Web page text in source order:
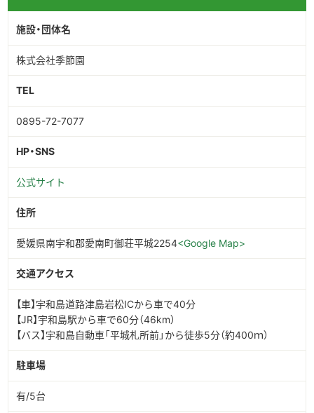
施設・団体名
株式会社季節園
TEL
0895-72-7077
HP・SNS
公式サイト
住所
愛媛県南宇和郡愛南町御荘平城2254<Google Map>
交通アクセス
【車】宇和島道路津島岩松ICから車で40分
【JR】宇和島駅から車で60分（46km）
【バス】宇和島自動車「平城札所前」から徒歩5分（約400ｍ）
駐車場
有/5台